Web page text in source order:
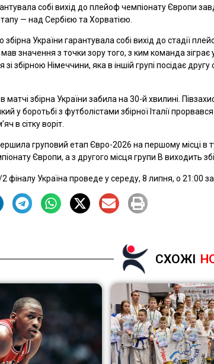
собі вихід до плейоф чемпіонату Європи
— над Сербією та Хорватією.
збірна України гарантувала собі вихід до стадії
значення з точки зору того, з ким команда зіграє
зі збірною Німеччини, яка в іншій групі посідає
матчі збірна України забила на 30-й хвилині.
у боротьбі з футболістами збірної Італії
в сітку воріт.
груповий етап Євро-2026 на першому місці в
Європи, а з другого місця групи B виходить
фіналу Україна проведе у середу, 8 липня, о 21:00
СХОЖІ